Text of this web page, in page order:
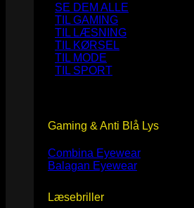
SE DEM ALLE
TIL GAMING
TIL LÆSNING
TIL KØRSEL
TIL MODE
TIL SPORT
Gaming & Anti Blå Lys
Combina Eyewear
Balagan Eyewear
Læsebriller